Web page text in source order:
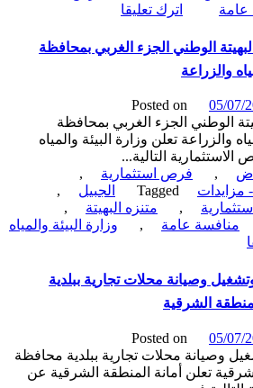
اترك تعليقاon
مشروع
تنفيذ
الموقع
العام
لمنطقة
عمائر
سكن
الطالبات-
جامعة
الأميرة
عبدالرحمن
الوطني الجزء الغربي بمحافظة
Posted on
الجزء الغربي بمحافظة
تعلن وزارة البيئة والمياه
التالية...
, فرص استثمارية
,
Tagged الجبيل
,
, متنزه البهيتة
,
عامة ,
وزارة البيئة والمياه
وصيانة محلات تجارية ببلدية
الشرقية
Posted on
محلات تجارية ببلدية محافظة
تعلن أمانة المنطقة الشرقية عن